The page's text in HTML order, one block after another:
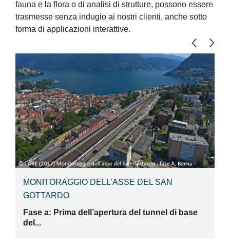
fauna e la flora o di analisi di strutture, possono essere
trasmesse senza indugio ai nostri clienti, anche sotto
forma di applicazioni interattive.
MONITORAGGIO DELL'ASSE DEL SAN
GOTTARDO
Fase a: Prima dell’apertura del tunnel di base
del...